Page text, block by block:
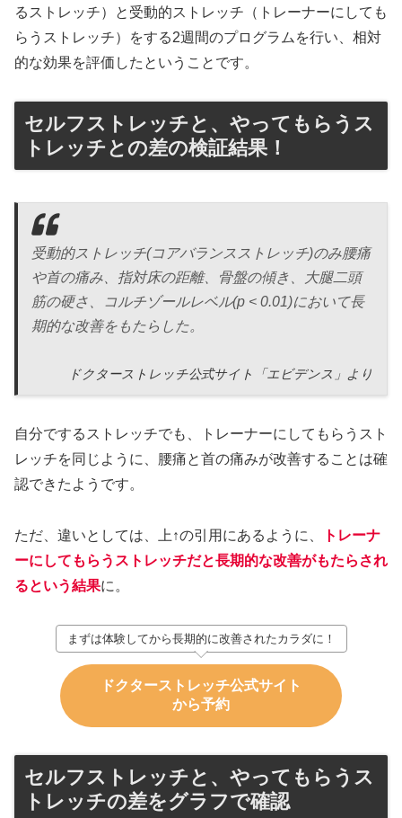
るストレッチ）と受動的ストレッチ（トレーナーにしても
らうストレッチ）をする2週間のプログラムを行い、相対
的な効果を評価したということです。
セルフストレッチと、やってもらうス
トレッチとの差の検証結果！
受動的ストレッチ(コアバランスストレッチ)のみ腰痛
や首の痛み、指対床の距離、骨盤の傾き、大腿二頭
筋の硬さ、コルチゾールレベル(p < 0.01)において長
期的な改善をもたらした。
ドクターストレッチ公式サイト「エビデンス」より
自分でするストレッチでも、トレーナーにしてもらうスト
レッチを同じように、腰痛と首の痛みが改善することは確
認できたようです。
ただ、違いとしては、上↑の引用にあるように、
トレーナ
ーにしてもらうストレッチだと長期的な改善がもたらされ
るという結果に。
まずは体験してから長期的に改善されたカラダに！
ドクターストレッチ公式サイト
から予約
セルフストレッチと、やってもらうス
トレッチの差をグラフで確認